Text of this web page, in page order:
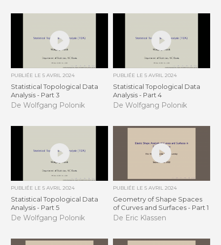
PUBLIÉE LE5 AVRIL 2024
Statistical Topological Data
Analysis - Part 3
De Wolfgang Polonik
PUBLIÉE LE 5 AVRIL 2024
Statistical Topological Data
Analysis - Part 4
De Wolfgang Polonik
PUBLIÉE LE5 AVRIL 2024
Statistical Topological Data
Analysis - Part 5
De Wolfgang Polonik
PUBLIÉE LE 5 AVRIL 2024
Geometry of Shape Spaces
of Curves and Surfaces - Part 1
De Eric Klassen